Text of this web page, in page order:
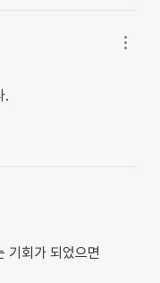
.
기회가 되었으면